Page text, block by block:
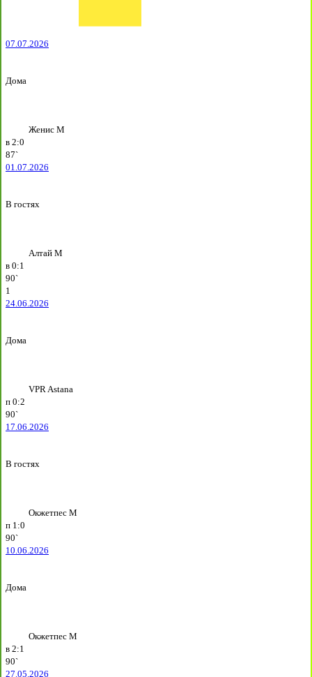
07.07.2026
Дома
Женис М
в 2:0
87`
01.07.2026
В гостях
Алтай М
в 0:1
90`
1
24.06.2026
Дома
VPR Astana
п 0:2
90`
17.06.2026
В гостях
Окжетпес М
п 1:0
90`
10.06.2026
Дома
Окжетпес М
в 2:1
90`
27.05.2026